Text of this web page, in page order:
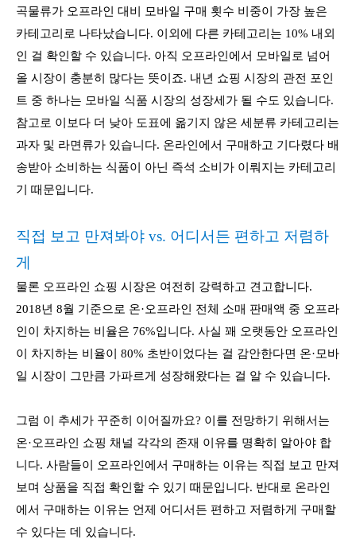
곡물류가 오프라인 대비 모바일 구매 횟수 비중이 가장 높은
카테고리로 나타났습니다. 이외에 다른 카테고리는 10% 내외
인 걸 확인할 수 있습니다. 아직 오프라인에서 모바일로 넘어
올 시장이 충분히 많다는 뜻이죠. 내년 쇼핑 시장의 관전 포인
트 중 하나는 모바일 식품 시장의 성장세가 될 수도 있습니다.
참고로 이보다 더 낮아 도표에 옮기지 않은 세분류 카테고리는
과자 및 라면류가 있습니다. 온라인에서 구매하고 기다렸다 배
송받아 소비하는 식품이 아닌 즉석 소비가 이뤄지는 카테고리
기 때문입니다.
직접 보고 만져봐야 vs. 어디서든 편하고 저렴하
게
물론 오프라인 쇼핑 시장은 여전히 강력하고 견고합니다.
2018년 8월 기준으로 온·오프라인 전체 소매 판매액 중 오프라
인이 차지하는 비율은 76%입니다. 사실 꽤 오랫동안 오프라인
이 차지하는 비율이 80% 초반이었다는 걸 감안한다면 온·모바
일 시장이 그만큼 가파르게 성장해왔다는 걸 알 수 있습니다.
그럼 이 추세가 꾸준히 이어질까요? 이를 전망하기 위해서는
온·오프라인 쇼핑 채널 각각의 존재 이유를 명확히 알아야 합
니다. 사람들이 오프라인에서 구매하는 이유는 직접 보고 만져
보며 상품을 직접 확인할 수 있기 때문입니다. 반대로 온라인
에서 구매하는 이유는 언제 어디서든 편하고 저렴하게 구매할
수 있다는 데 있습니다.